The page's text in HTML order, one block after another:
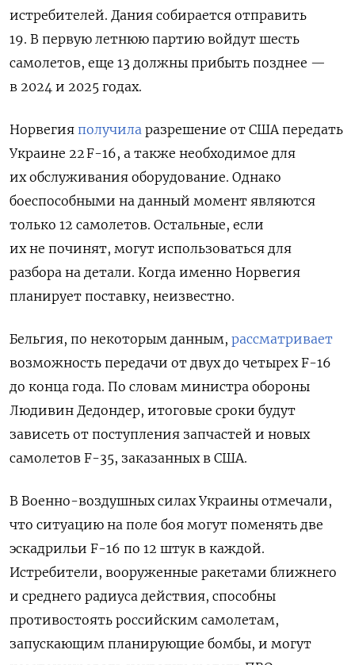
истребителей. Дания собирается отправить
19. В первую летнюю партию войдут шесть
самолетов, еще 13 должны прибыть позднее —
в 2024 и 2025 годах.
Норвегия получила разрешение от США передать
Украине 22 F-16, а также необходимое для
их обслуживания оборудование. Однако
боеспособными на данный момент являются
только 12 самолетов. Остальные, если
их не починят, могут использоваться для
разбора на детали. Когда именно Норвегия
планирует поставку, неизвестно.
Бельгия, по некоторым данным, рассматривает
возможность передачи от двух до четырех F-16
до конца года. По словам министра обороны
Людивин Дедондер, итоговые сроки будут
зависеть от поступления запчастей и новых
самолетов F-35, заказанных в США.
В Военно-воздушных силах Украины отмечали,
что ситуацию на поле боя могут поменять две
эскадрильи F-16 по 12 штук в каждой.
Истребители, вооруженные ракетами ближнего
и среднего радиуса действия, способны
противостоять российским самолетам,
запускающим планирующие бомбы, и могут